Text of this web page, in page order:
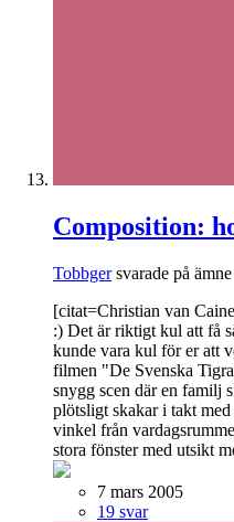
Composition:
Tobbgersvarade på
[citat=Christian van
:) Det är riktigt kul att få
kunde vara kul för er att
filmen "De Svenska
snygg scen där en familj
plötsligt skakar i takt
vinkel från
stora fönster med utsikt
7 mars 2005
19 svar